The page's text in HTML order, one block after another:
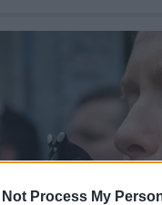
Not Process My